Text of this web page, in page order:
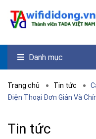
Danh mục
Trang chủ Tin tức
Điện Thoại Đơn Giản Và
Tin tức